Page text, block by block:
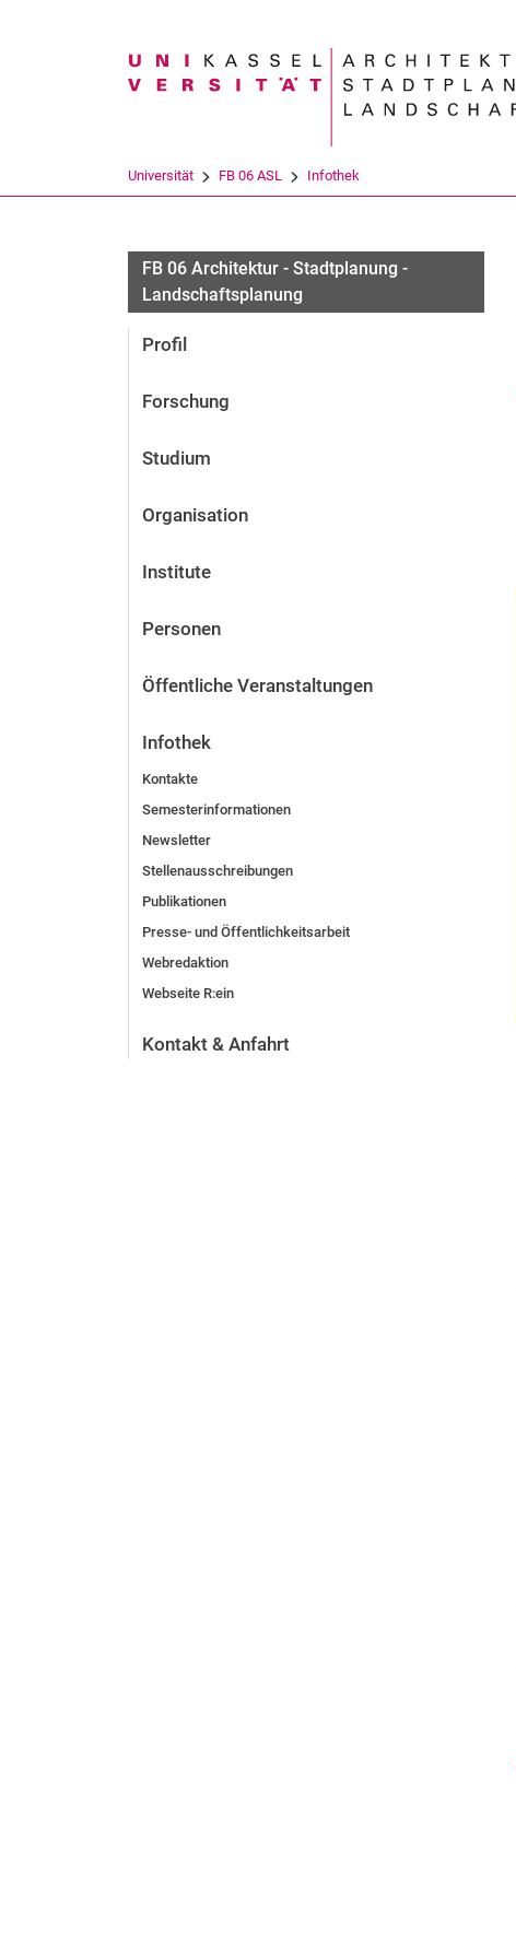
Suchbegriff
Universität FB 06 ASL Infothek
FB 06 Architektur - Stadtplanung -
Landschaftsplanung
Profil
Forschung
Studium
Organisation
Institute
Personen
Öffentliche Veranstaltungen
Infothek
Kontakte
Semesterinformationen
Newsletter
Stellenausschreibungen
Publikationen
Presse- und Öffentlichkeitsarbeit
Webredaktion
Webseite R:ein
Kontakt & Anfahrt